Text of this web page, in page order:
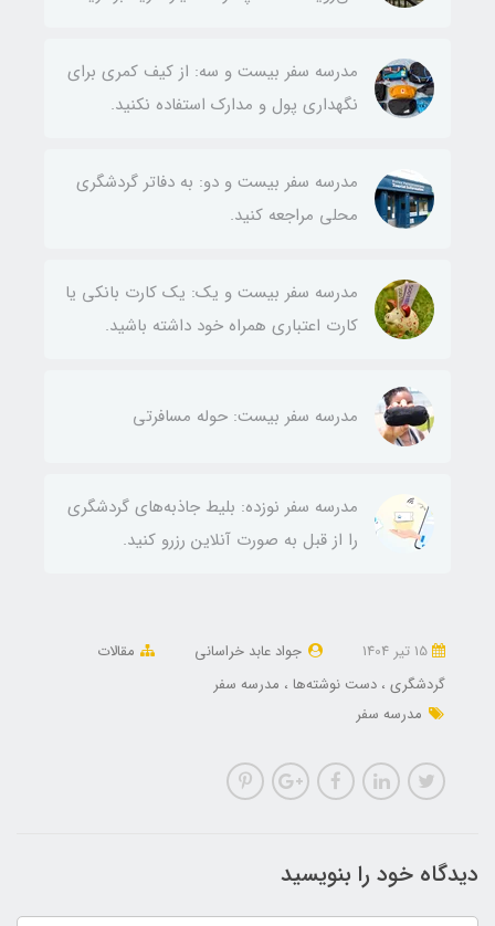
مدرسه سفر بیست و سه: از کیف کمری برای
نگهداری پول و مدارک استفاده نکنید.
مدرسه سفر بیست و دو: به دفاتر گردشگری
محلی مراجعه کنید.
مدرسه سفر بیست و یک: یک کارت بانکی یا
کارت اعتباری همراه خود داشته باشید.
مدرسه سفر بیست: حوله مسافرتی
مدرسه سفر نوزده: بلیط‌ جاذبه‌های گردشگری
را از قبل به صورت آنلاین رزرو کنید.
جواد عابد خراسانی
مقالات
گردشگری دست نوشته‌ها
مدرسه سفر
مدرسه سفر
دیدگاه خود را بنویسید